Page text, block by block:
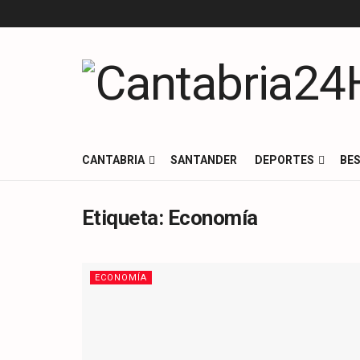
CANTABRIA SANTANDER DEPORTES
Etiqueta: Economía
ECONOMÍA